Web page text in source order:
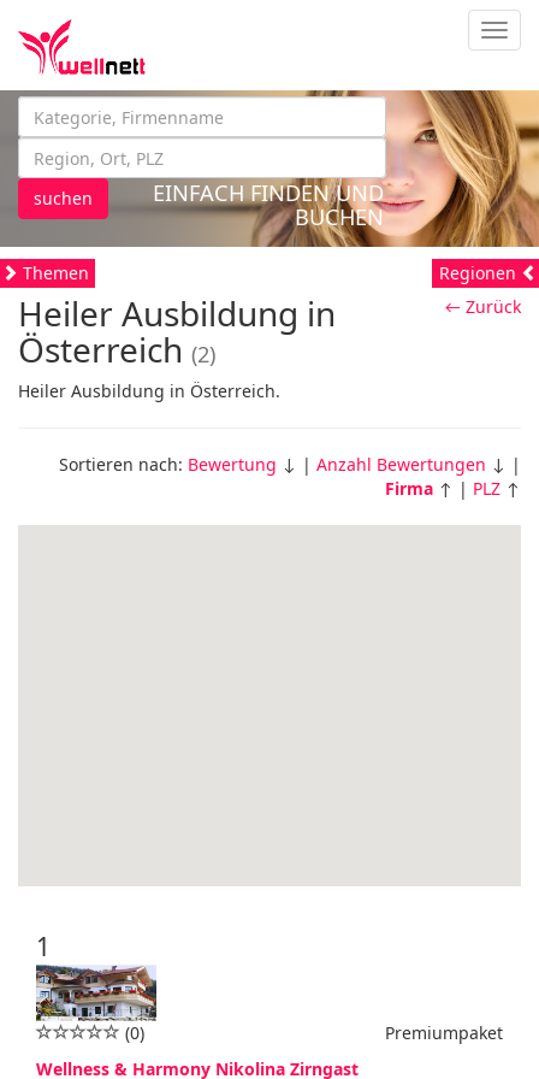
suchen
EINFACH FINDEN UND
BUCHEN
Themen
← Zurück
Heiler Ausbildung in
Österreich (2)
Heiler Ausbildung in Österreich.
Sortieren nach: Bewertung ↓ | Anzahl Bewertungen ↓ |
Firma ↑ | PLZ ↑
1
Premiumpaket
(0)
Wellness & Harmony Nikolina Zirngast
Regionen